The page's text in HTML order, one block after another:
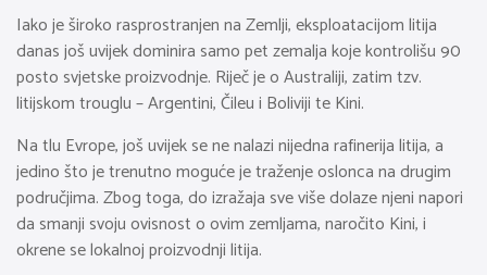
Iako je široko rasprostranjen na Zemlji, eksploatacijom litija
danas još uvijek dominira samo pet zemalja koje kontrolišu 90
posto svjetske proizvodnje. Riječ je o Australiji, zatim tzv.
litijskom trouglu – Argentini, Čileu i Boliviji te Kini.
Na tlu Evrope, još uvijek se ne nalazi nijedna rafinerija litija, a
jedino što je trenutno moguće je traženje oslonca na drugim
područjima. Zbog toga, do izražaja sve više dolaze njeni napori
da smanji svoju ovisnost o ovim zemljama, naročito Kini, i
okrene se lokalnoj proizvodnji litija.